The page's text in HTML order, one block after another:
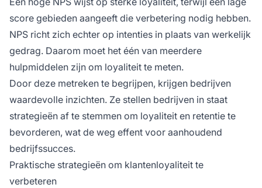
score gebieden aangeeft die verbetering nodig hebben.
NPS richt zich echter op intenties in plaats van werkelijk
gedrag. Daarom moet het één van meerdere
hulpmiddelen zijn om loyaliteit te meten.
Door deze metreken te begrijpen, krijgen bedrijven
waardevolle inzichten. Ze stellen bedrijven in staat
strategieën af te stemmen om loyaliteit en retentie te
bevorderen, wat de weg effent voor aanhoudend
bedrijfssucces.
Praktische strategieën om klantenloyaliteit te
verbeteren